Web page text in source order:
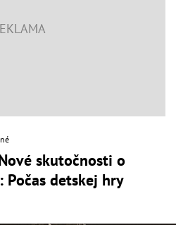
skutočnosti o
Počas detskej hry